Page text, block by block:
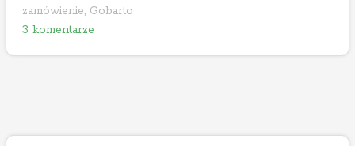
zamówienie, Gobarto
3 komentarzed